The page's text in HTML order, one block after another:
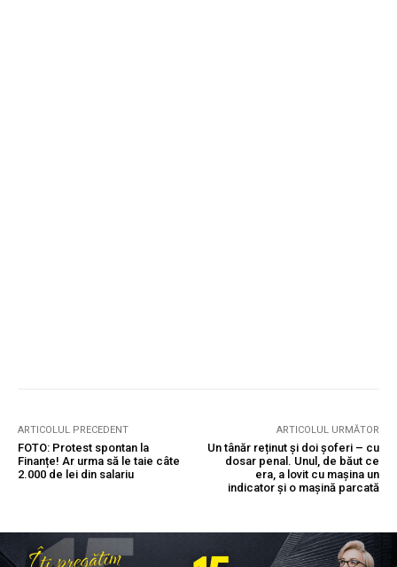
ARTICOLUL PRECEDENT
FOTO: Protest spontan la
Finanțe! Ar urma să le taie câte
2.000 de lei din salariu
ARTICOLUL URMĂTOR
Un tânăr reținut și doi șoferi – cu
dosar penal. Unul, de băut ce
era, a lovit cu mașina un
indicator și o mașină parcată